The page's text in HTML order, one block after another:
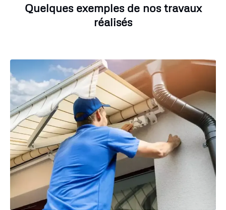
Quelques exemples de nos travaux
réalisés